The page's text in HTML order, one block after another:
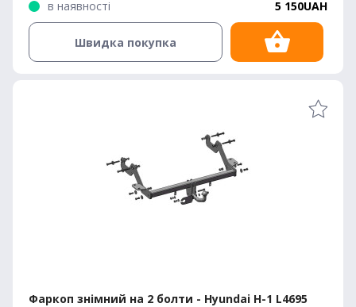
в наявності
5 150UAH
Швидка покупка
Фаркоп знімний на 2 болти - Hyundai H-1 L4695